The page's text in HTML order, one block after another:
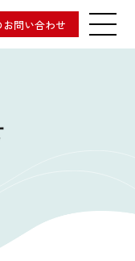
問い合わせ